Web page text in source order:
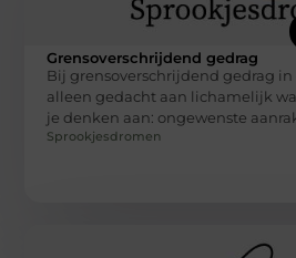
Grensoverschrijdend gedrag
Bij grensoverschrijdend gedrag in
alleen gedacht aan lichamelijk
je denken aan: ongewenste
Sprookjesdromen